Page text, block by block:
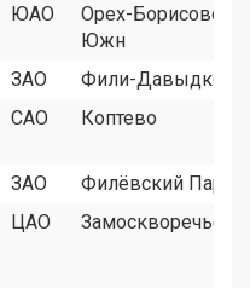
ЮАО
Орех-Борисово
Южн
ЗАО
Фили-Давыдково
САО Коптево
ЗАО
Филёвский Парк
ЦАО Замоскворечье